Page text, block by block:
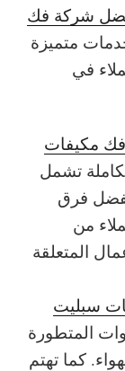
شركة فك
متميزة
في
مكيفات
تشمل
فرق
من
المتعلقة
سبليت
المتطورة
كما تهتم